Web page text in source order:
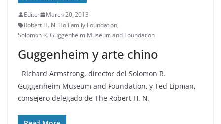
Editor
March 20, 2013
Robert H. N. Ho Family Foundation,
Solomon R. Guggenheim Museum and Foundation
Guggenheim y arte chino
Richard Armstrong, director del Solomon R.
Guggenheim Museum and Foundation, y Ted Lipman,
consejero delegado de The Robert H. N.